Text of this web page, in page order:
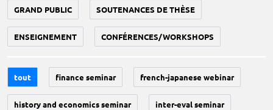
GRAND PUBLIC SOUTENANCES DE THÈSE
ENSEIGNEMENT CONFÉRENCES/WORKSHOPS
tout finance seminar french-japanese webinar
history and economics seminar inter-eval seminar